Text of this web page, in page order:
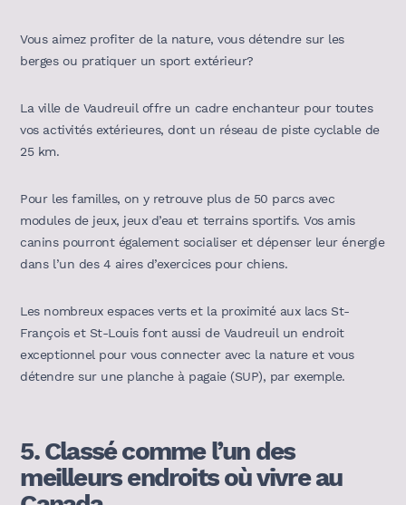
Vous aimez profiter de la nature, vous détendre sur les
berges ou pratiquer un sport extérieur?
La ville de Vaudreuil offre un cadre enchanteur pour toutes
vos activités extérieures, dont un réseau de piste cyclable de
25 km.
Pour les familles, on y retrouve plus de 50 parcs avec
modules de jeux, jeux d’eau et terrains sportifs. Vos amis
canins pourront également socialiser et dépenser leur énergie
dans l’un des 4 aires d’exercices pour chiens.
Les nombreux espaces verts et la proximité aux lacs St-
François et St-Louis font aussi de Vaudreuil un endroit
exceptionnel pour vous connecter avec la nature et vous
détendre sur une planche à pagaie (SUP), par exemple.
5. Classé comme l’un des
meilleurs endroits où vivre au